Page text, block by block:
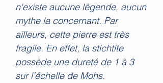
n'existe aucune légende, aucun
mythe la concernant. Par
ailleurs, cette pierre est très
fragile. En effet, la stichtite
possède une dureté de 1 à 3
sur l’échelle de Mohs.